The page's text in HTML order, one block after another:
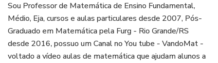
Sou Professor de Matemática de Ensino Fundamental,
Médio, Eja, cursos e aulas particulares desde 2007, Pós-
Graduado em Matemática pela Furg - Rio Grande/RS
desde 2016, possuo um Canal no You tube - VandoMat -
voltado a vídeo aulas de matemática que ajudam alunos a